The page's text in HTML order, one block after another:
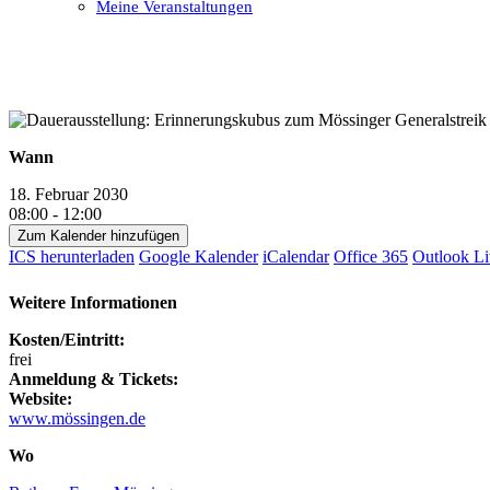
Meine Veranstaltungen
Wann
18. Februar 2030
08:00 - 12:00
Zum Kalender hinzufügen
ICS herunterladen Google Kalender iCalendar Office 365 Outlook
Weitere Informationen
Kosten/Eintritt:
frei
Anmeldung & Tickets:
Website:
www.mössingen.de
Wo